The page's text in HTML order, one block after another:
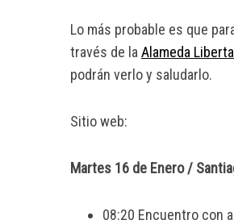
Lo más probable es que
través de la Alameda
podrán verlo y saludarlo.
Sitio web:
Martes 16 de Enero /
08:20 Encuentro con